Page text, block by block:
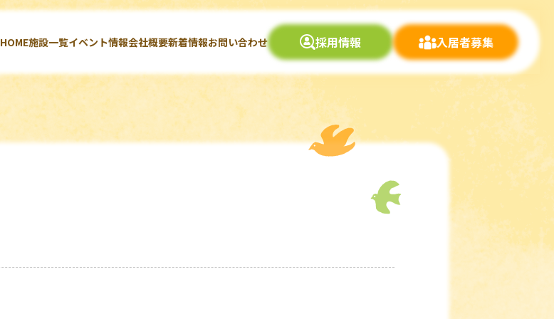
HOME施設一覧イベント情報会社概要新着情報お問い合わせ 採用情報 入居者募集